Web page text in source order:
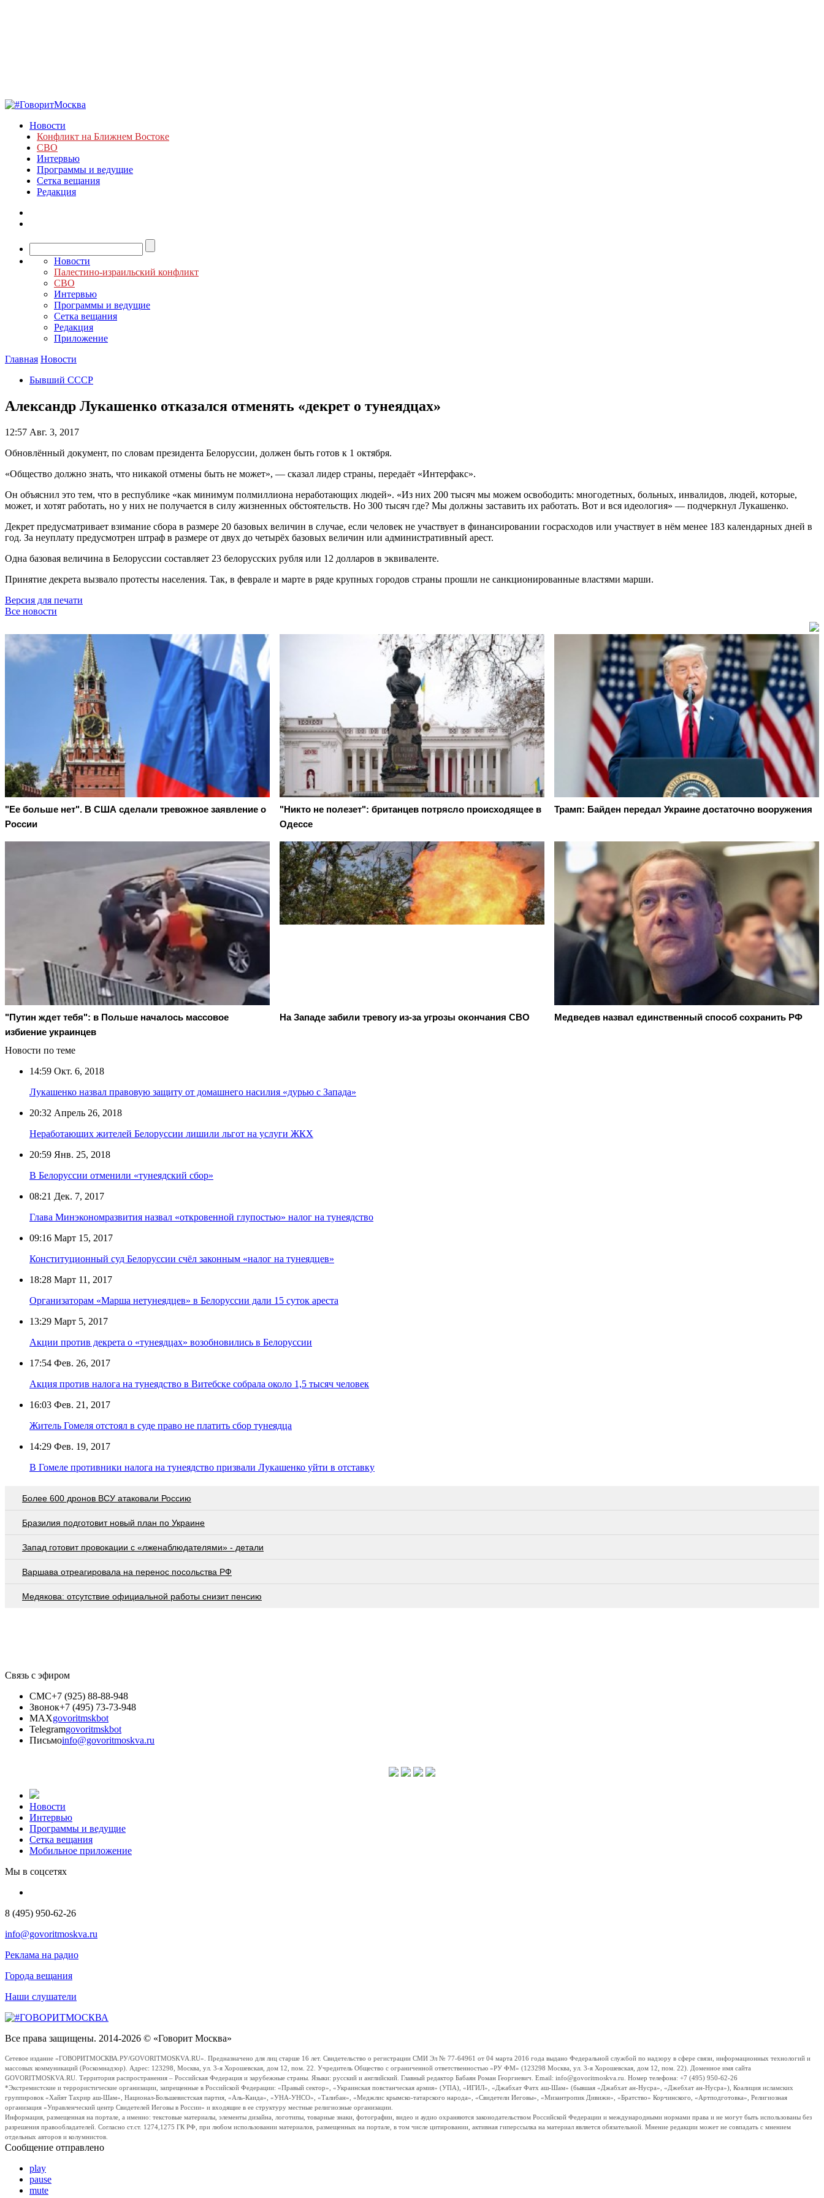
Новости
Конфликт на Ближнем Востоке
СВО
Интервью
Программы и ведущие
Сетка вещания
Редакция
Новости
Палестино-израильский конфликт
СВО
Интервью
Программы и ведущие
Сетка вещания
Редакция
Приложение
Главная Новости
Бывший СССР
Александр Лукашенко отказался отменять «декрет о тунеядцах»
12:57 Авг. 3, 2017
Обновлённый документ, по словам президента Белоруссии, должен быть готов к 1 октября.
«Общество должно знать, что никакой отмены быть не может», — сказал лидер страны, передаёт «Интерфакс».
Он объяснил это тем, что в республике «как минимум полмиллиона неработающих людей». «Из них 200 тысяч мы можем освободить: многодетных, больных, инвалидов, людей, которые,
может, и хотят работать, но у них не получается в силу жизненных обстоятельств. Но 300 тысяч где? Мы должны заставить их работать. Вот и вся идеология» — подчеркнул Лукашенко.
Декрет предусматривает взимание сбора в размере 20 базовых величин в случае, если человек не участвует в финансировании госрасходов или участвует в нём менее 183 календарных дней в
год. За неуплату предусмотрен штраф в размере от двух до четырёх базовых величин или административный арест.
Одна базовая величина в Белоруссии составляет 23 белорусских рубля или 12 долларов в эквиваленте.
Принятие декрета вызвало протесты населения. Так, в феврале и марте в ряде крупных городов страны прошли не санкционированные властями марши.
Версия для печати
Все новости
"Ее больше нет". В США сделали тревожное заявление о
России
"Никто не полезет": британцев потрясло происходящее в
Одессе
Трамп: Байден передал Украине достаточно вооружения
"Путин ждет тебя": в Польше началось массовое
избиение украинцев
На Западе забили тревогу из-за угрозы окончания СВО Медведев назвал единственный способ сохранить РФ
Новости по теме
14:59 Окт. 6, 2018
Лукашенко назвал правовую защиту от домашнего насилия «дурью с Запада»
20:32 Апрель 26, 2018
Неработающих жителей Белоруссии лишили льгот на услуги ЖКХ
20:59 Янв. 25, 2018
В Белоруссии отменили «тунеядский сбор»
08:21 Дек. 7, 2017
Глава Минэкономразвития назвал «откровенной глупостью» налог на тунеядство
09:16 Март 15, 2017
Конституционный суд Белоруссии счёл законным «налог на тунеядцев»
18:28 Март 11, 2017
Организаторам «Марша нетунеядцев» в Белоруссии дали 15 суток ареста
13:29 Март 5, 2017
Акции против декрета о «тунеядцах» возобновились в Белоруссии
17:54 Фев. 26, 2017
Акция против налога на тунеядство в Витебске собрала около 1,5 тысяч человек
16:03 Фев. 21, 2017
Житель Гомеля отстоял в суде право не платить сбор тунеядца
14:29 Фев. 19, 2017
В Гомеле противники налога на тунеядство призвали Лукашенко уйти в отставку
Более 600 дронов ВСУ атаковали Россию
Бразилия подготовит новый план по Украине
Запад готовит провокации с «лженаблюдателями» - детали
Варшава отреагировала на перенос посольства РФ
Медякова: отсутствие официальной работы снизит пенсию
Связь с эфиром
СМС+7 (925) 88-88-948
Звонок+7 (495) 73-73-948
MAXgovoritmskbot
Telegramgovoritmskbot
Письмоinfo@govoritmoskva.ru
Новости
Интервью
Программы и ведущие
Сетка вещания
Мобильное приложение
Мы в соцсетях
8 (495) 950-62-26
info@govoritmoskva.ru
Реклама на радио
Города вещания
Наши слушатели
Все права защищены. 2014-2026 © «Говорит Москва»
Сетевое издание «ГОВОРИТМОСКВА.РУ/GOVORITMOSKVA.RU». Предназначено для лиц старше 16 лет. Свидетельство о регистрации СМИ Эл № 77-64961 от 04 марта 2016 года выдано Федеральной службой по надзору в сфере связи, информационных технологий и
массовых коммуникаций (Роскомнадзор). Адрес: 123298, Москва, ул. 3-я Хорошевская, дом 12, пом. 22. Учредитель Общество с ограниченной ответственностью «РУ ФМ» (123298 Москва, ул. 3-я Хорошевская, дом 12, пом. 22). Доменное имя сайта
GOVORITMOSKVA.RU. Территория распространения – Российская Федерация и зарубежные страны. Языки: русский и английский. Главный редактор Бабаян Роман Георгиевич. Email: info@govoritmoskva.ru. Номер телефона: +7 (495) 950-62-26
*Экстремистские и террористические организации, запрещенные в Российской Федерации: «Правый сектор», «Украинская повстанческая армия» (УПА), «ИГИЛ», «Джабхат Фатх аш-Шам» (бывшая «Джабхат ан-Нусра», «Джебхат ан-Нусра»), Коалиция исламских
группировок «Хайят Тахрир аш-Шам», Национал-Большевистская партия, «Аль-Каида», «УНА-УНСО», «Талибан», «Меджлис крымско-татарского народа», «Свидетели Иеговы», «Мизантропик Дивижн», «Братство» Корчинского, «Артподготовка», Религиозная
организация «Управленческий центр Свидетелей Иеговы в России» и входящие в ее структуру местные религиозные организации.
Информация, размещенная на портале, а именно: текстовые материалы, элементы дизайна, логотипы, товарные знаки, фотографии, видео и аудио охраняются законодательством Российской Федерации и международными нормами права и не могут быть использованы без
разрешения правообладателей. Согласно ст.ст. 1274,1275 ГК РФ, при любом использовании материалов, размещенных на портале, в том числе цитировании, активная гиперссылка на материал является обязательной. Мнение редакции может не совпадать с мнением
отдельных авторов и колумнистов.
Сообщение отправлено
play
pause
mute